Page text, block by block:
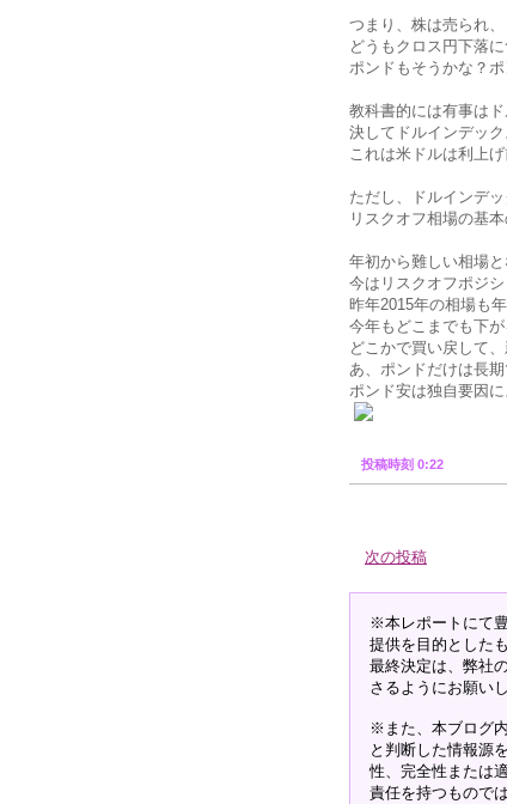
つまり、株は売られ
どうもクロス円下落
ポンドもそうかな？
教科書的には有事はド
決してドルインデッ
これは米ドルは利上
ただし、ドルインデ
リスクオフ相場の基
年初から難しい相場と
今はリスクオフポジシ
昨年2015年の相場も
今年もどこまでも下が
どこかで買い戻して
あ、ポンドだけは長
ポンド安は独自要因
投稿時刻 0:22
次の投稿
※本レポートにて
提供を目的とした
最終決定は、弊社
さるようにお願いし
※また、本ブログ
と判断した情報源
性、完全性または
責任を持つもので